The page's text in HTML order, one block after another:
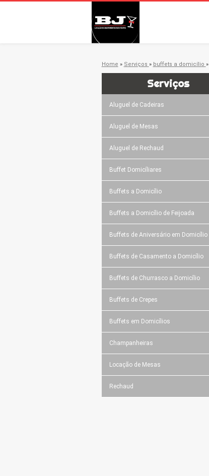
Home » Serviços » buffets a domicílio »
Serviços
Aluguel de Cadeiras
Aluguel de Mesas
Aluguel de Rechaud
Buffet Domicíliares
Buffets a Domicílio
Buffets a Domicílio de Feijoada
Buffets de Aniversário em Domicílio
Buffets de Casamento a Domicílio
Buffets de Churrasco a Domicílio
Buffets de Crepes
Buffets em Domicílios
Champanheiras
Locação de Mesas
Rechaud